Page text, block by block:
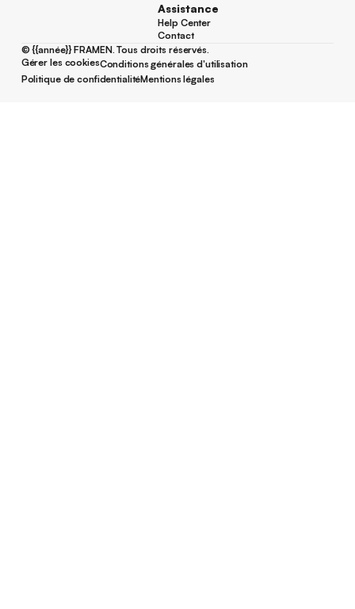
Assistance
Help Center
Help Center
Contact
Contact
©{{année}}FRAMEN. Tous droits réservés.
Gérer les cookies
Gérer les cookies
Conditions générales d'utilisation
Conditions générales d'utilisation
Politique de confidentialitéMentions légales